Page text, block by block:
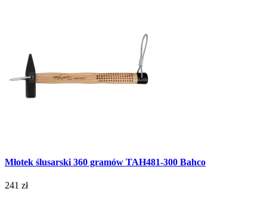
Młotek ślusarski 360 gramów TAH481-300 Bahco
241 zł